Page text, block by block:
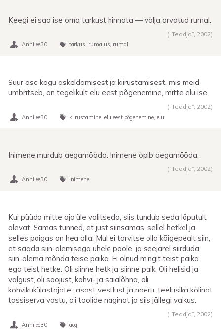
Keegi ei saa ise oma tarkust hinnata — välja arvatud rumal.
(“Teadja”, 2002)
Annilee30 tarkus rumalus rumal
Suur osa kogu askeldamisest ja kiirustamisest, mis meid
ümbritseb, on tegelikult elu eest põgenemine, mitte elu ise.
(“Teadja”, 2002)
Annilee30 kiirustamine elu eest põgenemine elu
Inimene murdub aegamööda. Inimene õpib aegamööda.
(“Teadja”, 2002)
Annilee30 inimene
Kui püüda mitte aja üle valitseda, siis tundub seda lõputult
olevat. Samas tunned, et just siinsamas, sellel hetkel ja
selles paigas on hea olla. Mul ei tarvitse olla kõigepealt siin,
et saada siin-olemisega ühele poole, ja seejärel siirduda
siin-olema mõnda teise paika. Ei olnud mingit teist paika
ega teist hetke. Oli siinne hetk ja siinne paik. Oli helisid ja
valgust, oli soojust, kohvi- ja saialõhna, oli
kohvikukülastajate tasast vestlust ja naeru, teelusika kõlinat
tassiserva vastu, oli toolide naginat ja siis jällegi vaikus.
(“Teadja”, 2002)
Annilee30 aeg